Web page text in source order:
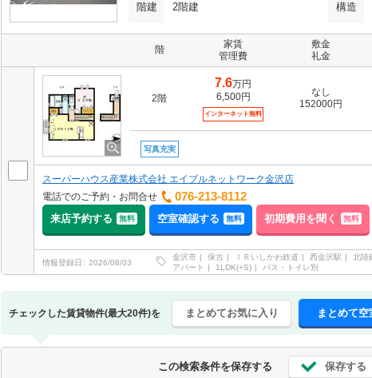
階建 2階建 構造
階
家賃
管理費
敷金
礼金
2階
7.6万円
6,500円
インターネット無料
なし
152000円
写真充実
スーパーハウス産業株式会社 エイブルネットワーク金沢店
電話でのご予約・お問合せ
076-213-8112
来店予約する 無料 空室確認する 無料 初期費用を聞く 無料
情報登録日 2026/08/03
金沢市 保古 ＩＲいしかわ鉄道 西金沢駅 北陸
アパート
1LDK(+S) バス・トイレ別
チェックした賃貸物件(最大20件)を まとめてお気に入り まとめて空
この検索条件を保存する 保存する